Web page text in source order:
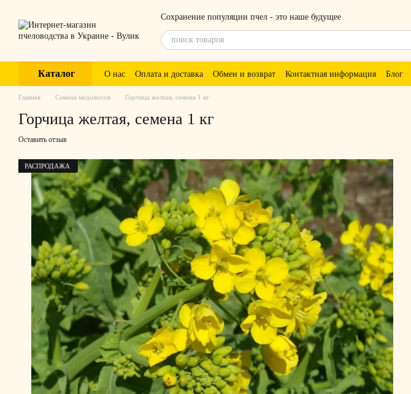
Сохранение популяции пчел - это наше будущее
Каталог О нас Оплата и доставка Обмен и возврат Контактная информация Блог
Главная Семена медоносов Горчица желтая, семена 1 кг
Горчица желтая, семена 1 кг
Оставить отзыв
РАСПРОДАЖА